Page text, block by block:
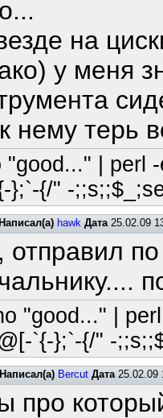
на
у меня
нему терь
"good..." | perl
};`-{/" -
Написал(а) hawk Дата25.02.09
отправил
"good..." |
`{-};`-{/" -
Написал(а) Bercut Дата25.02.09
про